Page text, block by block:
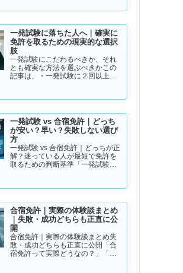
た。👉 まずは結論から【結論】教
実質この2つです。・一発試験…
一発試験に落ちた人へ｜確実に
免許を取るための現実的な選択
肢
一発試験にこだわるべきか、それ
とも確実な方法を選ぶべきかこの
記事は、・一発試験に２回以上落
ているそんな方に向けて書いてい
ると、・さらに何回も落ちる・
数…
一発試験 vs 合宿免許｜どっち
が安い？早い？失敗しない選び
方
一発試験 vs 合宿免許｜どっちが正
解？迷っている人が最短で免許を
取るための判断基準「一発試験と
たくない…」免許の取り方で迷っ
から言うと、人によって最適…
合宿免許｜実際の体験談まとめ
｜失敗・成功どちらも正直に公
開
合宿免許｜実際の体験談まとめ失
敗・成功どちらも正直に公開「合
宿免許って実際どうなの？」「ち